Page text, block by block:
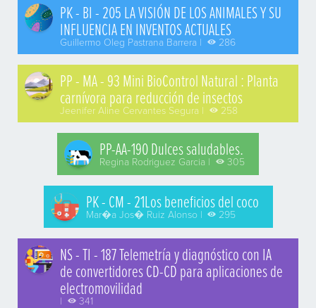
PK - BI - 205 LA VISIÓN DE LOS ANIMALES Y SU
INFLUENCIA EN INVENTOS ACTUALES
Guillermo Oleg Pastrana Barrera | 286
PP - MA - 93 Mini BioControl Natural : Planta
carnívora para reducción de insectos
Jeenifer Aline Cervantes Segura | 258
PP-AA-190 Dulces saludables.
Regina Rodriguez Garcia | 305
PK - CM - 21Los beneficios del coco
Mar�a Jos� Ruiz Alonso | 295
NS - TI - 187 Telemetría y diagnóstico con IA
de convertidores CD-CD para aplicaciones de
electromovilidad
| 341